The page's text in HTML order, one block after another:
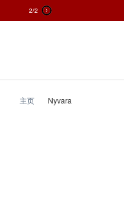
1/2
主页 Nyvara